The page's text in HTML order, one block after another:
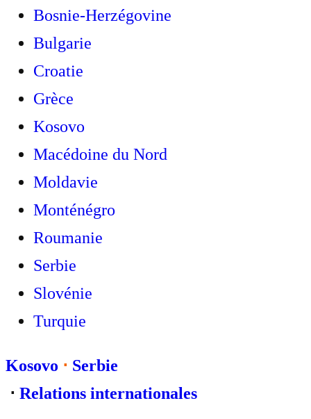
Bosnie-Herzégovine
Bulgarie
Croatie
Grèce
Kosovo
Macédoine du Nord
Moldavie
Monténégro
Roumanie
Serbie
Slovénie
Turquie
Kosovo ⋅ Serbie
⋅ Relations internationales